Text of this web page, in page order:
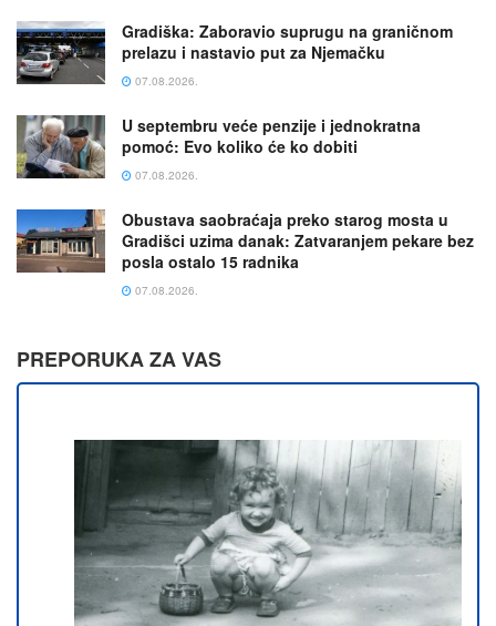
Gradiška: Zaboravio suprugu na graničnom
prelazu i nastavio put za Njemačku
07.08.2026.
U septembru veće penzije i jednokratna
pomoć: Evo koliko će ko dobiti
07.08.2026.
Obustava saobraćaja preko starog mosta u
Gradišci uzima danak: Zatvaranjem pekare bez
posla ostalo 15 radnika
07.08.2026.
PREPORUKA ZA VAS